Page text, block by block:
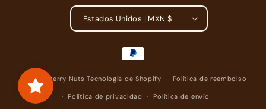
Estados Unidos | MXN $
Formas
de
pago
© 2026, Berry Nuts Tecnología de Shopify Política de reembolso
Política de privacidad Política de envío